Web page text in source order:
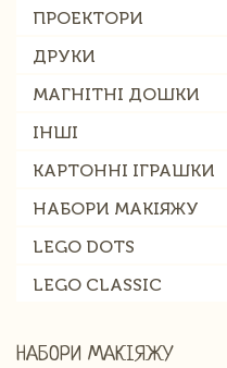
ПРОЕКТОРИ
ДРУКИ
МАГНІТНІ ДОШКИ
ІНШІ
КАРТОННІ ІГРАШКИ
НАБОРИ МАКІЯЖУ
LEGO DOTS
LEGO CLASSIC
НАБОРИ МАКІЯЖУ